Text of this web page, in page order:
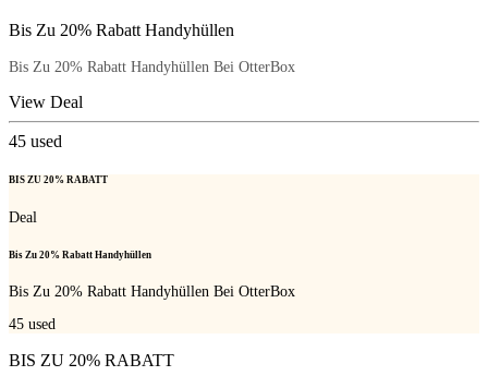
Bis Zu 20% Rabatt Handyhüllen
Bis Zu 20% Rabatt Handyhüllen Bei OtterBox
View Deal
45 used
BIS ZU 20% RABATT
Deal
Bis Zu 20% Rabatt Handyhüllen
Bis Zu 20% Rabatt Handyhüllen Bei OtterBox
45 used
BIS ZU 20% RABATT